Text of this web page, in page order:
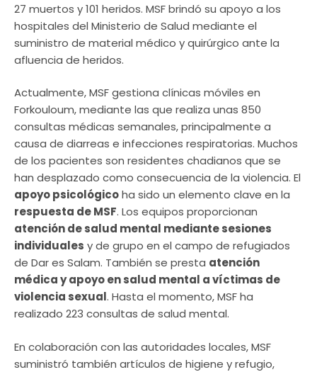
27 muertos y 101 heridos. MSF brindó su apoyo a los
hospitales del Ministerio de Salud mediante el
suministro de material médico y quirúrgico ante la
afluencia de heridos.
Actualmente, MSF gestiona clínicas móviles en
Forkouloum, mediante las que realiza unas 850
consultas médicas semanales, principalmente a
causa de diarreas e infecciones respiratorias. Muchos
de los pacientes son residentes chadianos que se
han desplazado como consecuencia de la violencia. El
apoyo psicológicoha sido un elemento clave en la
respuesta de MSF. Los equipos proporcionan
atención de salud mental mediante sesiones
individuales y de grupo en el campo de refugiados
de Dar es Salam. También se presta atención
médica y apoyo en salud mental a víctimas de
violencia sexual. Hasta el momento, MSF ha
realizado 223 consultas de salud mental.
En colaboración con las autoridades locales, MSF
suministró también artículos de higiene y refugio,